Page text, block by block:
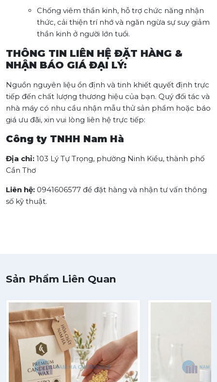
Chống viêm thần kinh, hỗ trợ chức năng nhận
thức, cải thiện trí nhớ và ngăn ngừa sự suy giảm
thần kinh ở người lớn tuổi.
THÔNG TIN LIÊN HỆ ĐẶT HÀNG &
NHẬN BÁO GIÁ ĐẠI LÝ:
Nguồn nguyên liệu ổn định và tinh khiết quyết định trực
tiếp đến chất lượng thương hiệu của bạn. Quý đối tác và
nhà máy có nhu cầu nhận mẫu thử sản phẩm hoặc báo
giá ưu đãi, xin vui lòng liên hệ trực tiếp:
Công ty TNHH Nam Hà
Địa chỉ: 103 Lý Tự Trọng, phường Ninh Kiều, thành phố
Cần Thơ
Liên hệ: 0941606577 để đặt hàng và nhận tư vấn thông
số kỹ thuật.
Sản Phẩm Liên Quan